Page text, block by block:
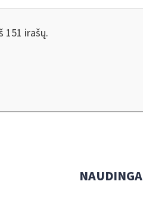
151 irašų.
NAUDINGA